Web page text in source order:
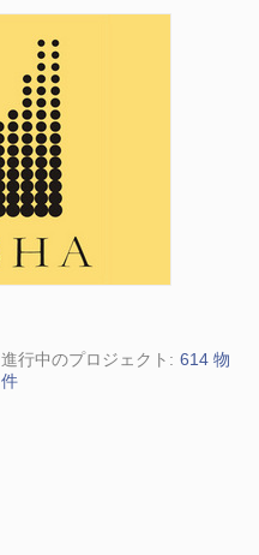
進行中のプロジェクト: 614 物
件